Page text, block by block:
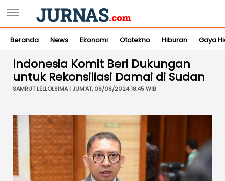
Beranda News Ekonomi Ototekno Hiburan Gaya
Indonesia Komit Beri Dukungan
untuk Rekonsiliasi Damai di Sudan
SAMRUT LELLOLSIMA | JUM'AT, 09/08/2024 18:45 WIB